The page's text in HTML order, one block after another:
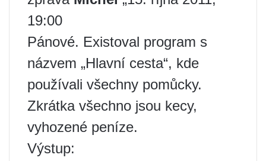
19:00
Pánové. Existoval program s
názvem „Hlavní cesta“, kde
používali všechny pomůcky.
Zkrátka všechno jsou kecy,
vyhozené peníze.
Výstup: